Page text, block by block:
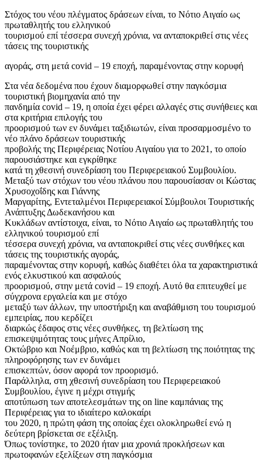
Στόχος του νέου πλέγματος δράσεων είναι, το Νότιο Αιγαίο ως
πρωταθλητής του ελληνικού
τουρισμού επί τέσσερα συνεχή χρόνια, να ανταποκριθεί στις νέες
τάσεις της τουριστικής
αγοράς, στη μετά covid – 19 εποχή, παραμένοντας στην κορυφή
Στα νέα δεδομένα που έχουν διαμορφωθεί στην παγκόσμια
τουριστική βιομηχανία από την
πανδημία covid – 19, η οποία έχει φέρει αλλαγές στις συνήθειες και
στα κριτήρια επιλογής του
προορισμού των εν δυνάμει ταξιδιωτών, είναι προσαρμοσμένο το
νέο πλάνο δράσεων τουριστικής
προβολής της Περιφέρειας Νοτίου Αιγαίου για το 2021, το οποίο
παρουσιάστηκε και εγκρίθηκε
κατά τη χθεσινή συνεδρίαση του Περιφερειακού Συμβουλίου.
Μεταξύ των στόχων του νέου πλάνου που παρουσίασαν οι Κώστας
Χρυσοχοΐδης και Γιάννης
Μαργαρίτης, Εντεταλμένοι Περιφερειακοί Σύμβουλοι Τουριστικής
Ανάπτυξης Δωδεκανήσου και
Κυκλάδων αντίστοιχα, είναι, το Νότιο Αιγαίο ως πρωταθλητής του
ελληνικού τουρισμού επί
τέσσερα συνεχή χρόνια, να ανταποκριθεί στις νέες συνθήκες και
τάσεις της τουριστικής αγοράς,
παραμένοντας στην κορυφή, καθώς διαθέτει όλα τα χαρακτηριστικά
ενός ελκυστικού και ασφαλούς
προορισμού, στην μετά covid – 19 εποχή. Αυτό θα επιτευχθεί με
σύγχρονα εργαλεία και με στόχο
μεταξύ των άλλων, την υποστήριξη και αναβάθμιση του τουρισμού
εμπειρίας, που κερδίζει
διαρκώς έδαφος στις νέες συνθήκες, τη βελτίωση της
επισκεψιμότητας τους μήνες Απρίλιο,
Οκτώβριο και Νοέμβριο, καθώς και τη βελτίωση της ποιότητας της
πληροφόρησης των εν δυνάμει
επισκεπτών, όσον αφορά τον προορισμό.
Παράλληλα, στη χθεσινή συνεδρίαση του Περιφερειακού
Συμβουλίου, έγινε η μέχρι στιγμής
αποτύπωση των αποτελεσμάτων της on line καμπάνιας της
Περιφέρειας για το ιδιαίτερο καλοκαίρι
του 2020, η πρώτη φάση της οποίας έχει ολοκληρωθεί ενώ η
δεύτερη βρίσκεται σε εξέλιξη.
Όπως τονίστηκε, το 2020 ήταν μια χρονιά προκλήσεων και
πρωτοφανών εξελίξεων στη παγκόσμια